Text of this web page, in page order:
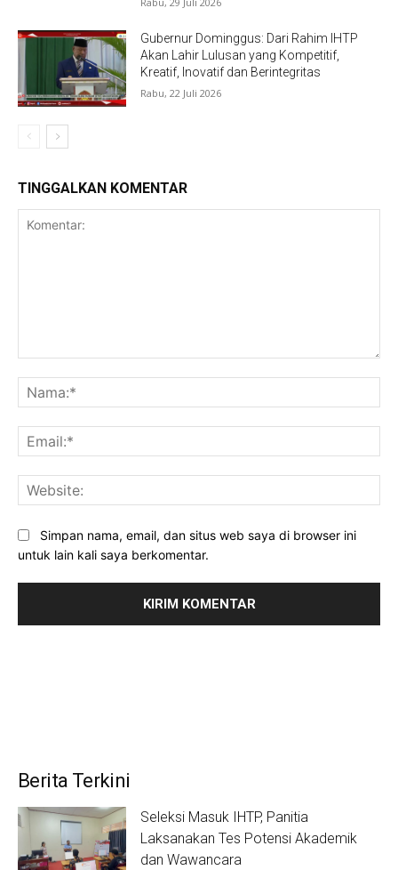
Gubernur Dominggus: Dari Rahim IHTP
Akan Lahir Lulusan yang Kompetitif,
Kreatif, Inovatif dan Berintegritas
Rabu, 22 Juli 2026
TINGGALKAN KOMENTAR
Simpan nama, email, dan situs web saya di browser ini
untuk lain kali saya berkomentar.
Berita Terkini
Seleksi Masuk IHTP, Panitia
Laksanakan Tes Potensi Akademik
dan Wawancara